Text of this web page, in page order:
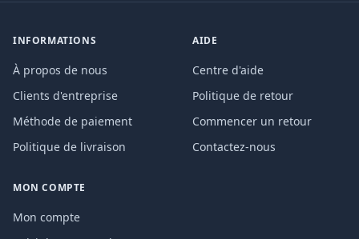
INFORMATIONS
À propos de nous
Clients d'entreprise
Méthode de paiement
Politique de livraison
AIDE
Centre d'aide
Politique de retour
Commencer un retour
Contactez-nous
MON COMPTE
Mon compte